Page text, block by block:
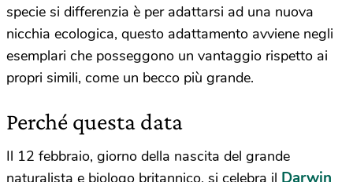
specie si differenzia è per adattarsi ad una nuova
nicchia ecologica, questo adattamento avviene negli
esemplari che posseggono un vantaggio rispetto ai
propri simili, come un becco più grande.
Perché questa data
Il 12 febbraio, giorno della nascita del grande
naturalista e biologo britannico, si celebra il Darwin